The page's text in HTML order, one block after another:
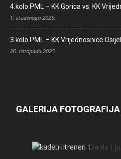
4.kolo PML – KK Gorica vs. KK
1. studenoga 2025.
3.kolo PML – KK Vrijednosnice
26. listopada 2025.
GALERIJA FOTOGRAFIJA